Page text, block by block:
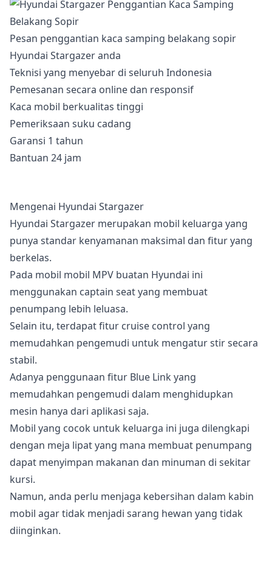
Pesan penggantian kaca samping belakang sopir
Hyundai Stargazer anda
Teknisi yang menyebar di seluruh Indonesia
Pemesanan secara online dan responsif
Kaca mobil berkualitas tinggi
Pemeriksaan suku cadang
Garansi 1 tahun
Bantuan 24 jam
Mengenai Hyundai Stargazer
Hyundai Stargazer merupakan mobil keluarga yang
punya standar kenyamanan maksimal dan fitur yang
berkelas.
Pada mobil mobil MPV buatan Hyundai ini
menggunakan captain seat yang membuat
penumpang lebih leluasa.
Selain itu, terdapat fitur cruise control yang
memudahkan pengemudi untuk mengatur stir secara
stabil.
Adanya penggunaan fitur Blue Link yang
memudahkan pengemudi dalam menghidupkan
mesin hanya dari aplikasi saja.
Mobil yang cocok untuk keluarga ini juga dilengkapi
dengan meja lipat yang mana membuat penumpang
dapat menyimpan makanan dan minuman di sekitar
kursi.
Namun, anda perlu menjaga kebersihan dalam kabin
mobil agar tidak menjadi sarang hewan yang tidak
diinginkan.